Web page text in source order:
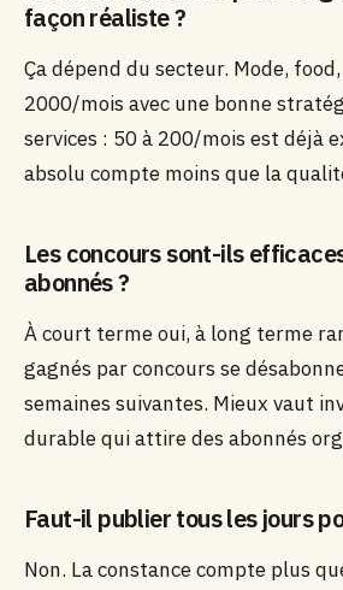
façon réaliste ?
Ça dépend du secteur. Mode,
2000/mois avec une bonne
services : 50 à 200/mois est déjà
absolu compte moins que la
Les concours sont-ils
abonnés ?
À court terme oui, à long terme
gagnés par concours se
semaines suivantes. Mieux vaut
durable qui attire des abonnés
Faut-il publier tous les jours
Non. La constance compte plus